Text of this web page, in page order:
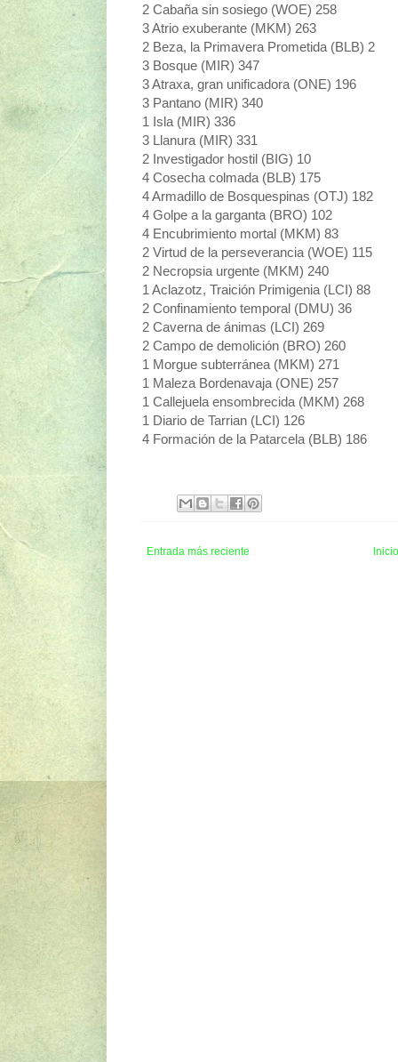
2 Cabaña sin sosiego (WOE) 258
3 Atrio exuberante (MKM) 263
2 Beza, la Primavera Prometida (BLB) 2
3 Bosque (MIR) 347
3 Atraxa, gran unificadora (ONE) 196
3 Pantano (MIR) 340
1 Isla (MIR) 336
3 Llanura (MIR) 331
2 Investigador hostil (BIG) 10
4 Cosecha colmada (BLB) 175
4 Armadillo de Bosquespinas (OTJ) 182
4 Golpe a la garganta (BRO) 102
4 Encubrimiento mortal (MKM) 83
2 Virtud de la perseverancia (WOE) 115
2 Necropsia urgente (MKM) 240
1 Aclazotz, Traición Primigenia (LCI) 88
2 Confinamiento temporal (DMU) 36
2 Caverna de ánimas (LCI) 269
2 Campo de demolición (BRO) 260
1 Morgue subterránea (MKM) 271
1 Maleza Bordenavaja (ONE) 257
1 Callejuela ensombrecida (MKM) 268
1 Diario de Tarrian (LCI) 126
4 Formación de la Patarcela (BLB) 186
Entrada más reciente Inicio